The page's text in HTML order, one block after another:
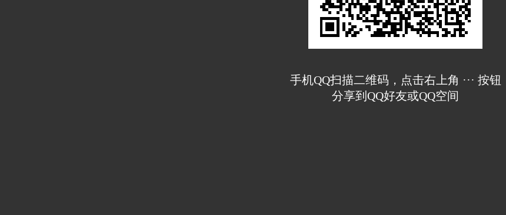
手机QQ扫描二维码，点击右上角 ··· 按钮
分享到QQ好友或QQ空间